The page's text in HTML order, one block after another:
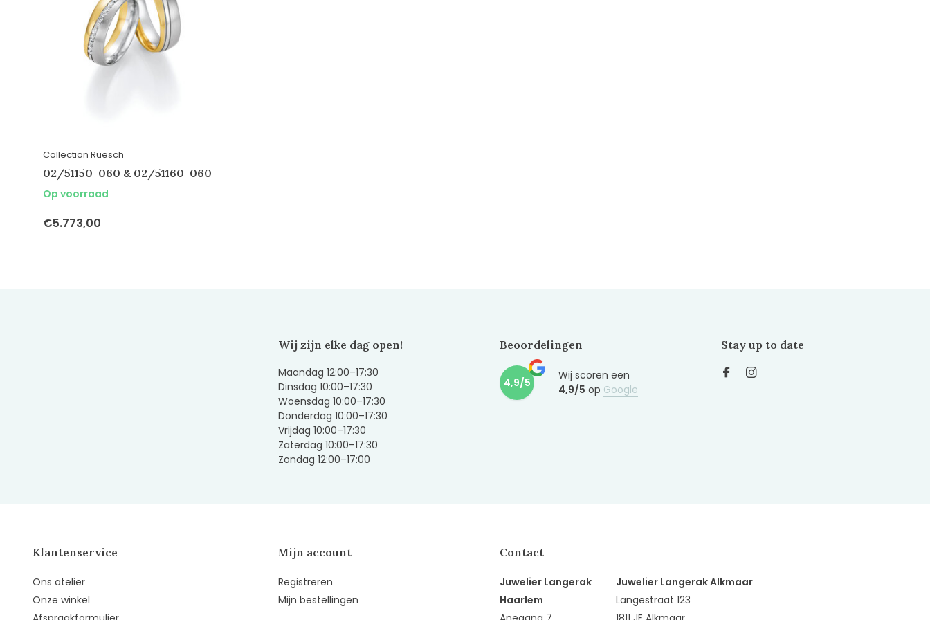
Collection Ruesch
02/51150-060 & 02/51160-060
Op voorraad
€5.773,00
Wij zijn elke dag open!
Maandag 12:00–17:30
Dinsdag 10:00–17:30
Woensdag 10:00–17:30
Donderdag 10:00–17:30
Vrijdag 10:00–17:30
Zaterdag 10:00–17:30
Zondag 12:00–17:00
Beoordelingen
4,9/5
Wij scoren een
4,9/5 op Google
Stay up to date
Klantenservice
Ons atelier
Onze winkel
Mijn account
Registreren
Mijn bestellingen
Contact
Juwelier Langerak
Haarlem
Juwelier Langerak Alkmaar
Langestraat 123